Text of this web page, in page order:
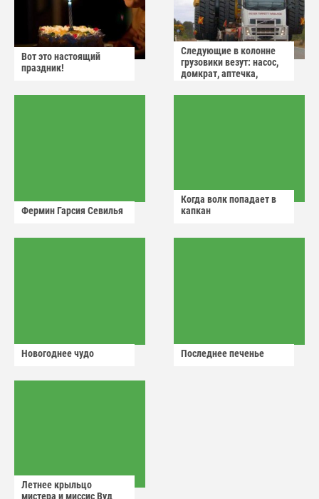
Вот это настоящий
праздник!
Следующие в колонне
грузовики везут: насос,
домкрат, аптечка,
Фермин Гарсия Севилья
Когда волк попадает в
капкан
Новогоднее чудо Последнее печенье
Летнее крыльцо
мистера и миссис Вуд